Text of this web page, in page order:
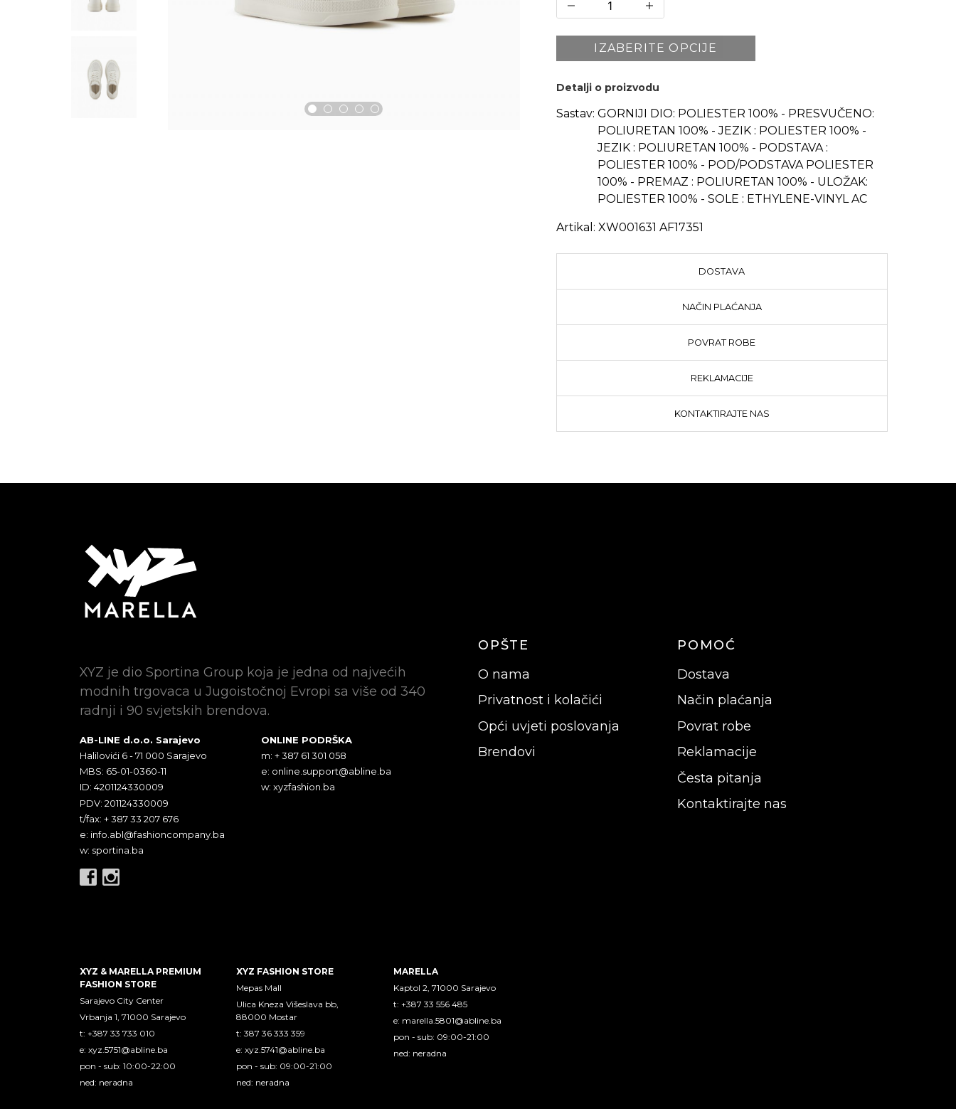
IZABERITE OPCIJE
Detalji o proizvodu
Sastav: GORNIJI DIO: POLIESTER 100% - PRESVUČENO:
POLIURETAN 100% - JEZIK : POLIESTER 100% -
JEZIK : POLIURETAN 100% - PODSTAVA :
POLIESTER 100% - POD/PODSTAVA POLIESTER
100% - PREMAZ : POLIURETAN 100% - ULOŽAK:
POLIESTER 100% - SOLE : ETHYLENE-VINYL AC
Artikal: XW001631 AF17351
DOSTAVA
NAČIN PLAĆANJA
POVRAT ROBE
REKLAMACIJE
KONTAKTIRAJTE NAS
XYZ je dio Sportina Group koja je jedna od najvećih
modnih trgovaca u Jugoistočnoj Evropi sa više od 340
radnji i 90 svjetskih brendova.
AB-LINE d.o.o. Sarajevo
Halilovići 6 - 71 000 Sarajevo
MBS: 65-01-0360-11
ID: 4201124330009
PDV: 201124330009
t/fax: + 387 33 207 676
e: info.abl@fashioncompany.ba
w: sportina.ba
ONLINE PODRŠKA
m: + 387 61 301 058
e: online.support@abline.ba
w: xyzfashion.ba
OPŠTE
O nama
Privatnost i kolačići
Opći uvjeti poslovanja
Brendovi
POMOĆ
Dostava
Način plaćanja
Povrat robe
Reklamacije
Česta pitanja
Kontaktirajte nas
XYZ & MARELLA PREMIUM
FASHION STORE
Sarajevo City Center
Vrbanja 1, 71000 Sarajevo
t: +387 33 733 010
e: xyz.5751@abline.ba
pon - sub: 10:00-22:00
ned: neradna
XYZ FASHION STORE
Mepas Mall
Ulica Kneza Višeslava bb,
88000 Mostar
t: 387 36 333 359
e:xyz.5741@abline.ba
pon - sub: 09:00-21:00
ned: neradna
MARELLA
Kaptol 2, 71000 Sarajevo
t: +387 33 556 485
e: marella.5801@abline.ba
pon - sub: 09:00-21:00
ned: neradna